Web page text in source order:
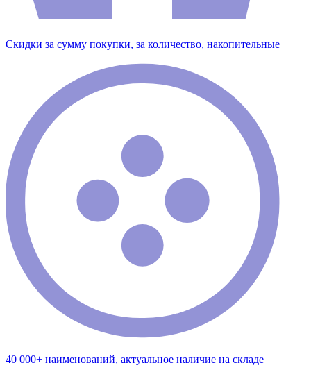
Скидки за сумму покупки, за количество, накопительные
40 000+ наименований, актуальное наличие на складе